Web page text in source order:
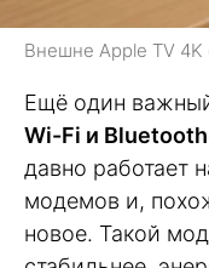
Внешне Apple TV
Ещё один
Wi-Fi и
давно работает
модемов и,
новое. Такой